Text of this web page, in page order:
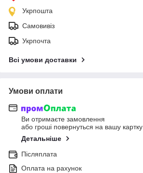
Укрпошта
Самовивіз
Укрпочта
Всі умови доставки
Умови оплати
Ви отримаєте замовлення
або гроші повернуться на вашу картку
Детальніше
Післяплата
Оплата на рахунок